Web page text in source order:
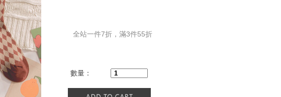
全站一件7折，滿3件55折
數量：